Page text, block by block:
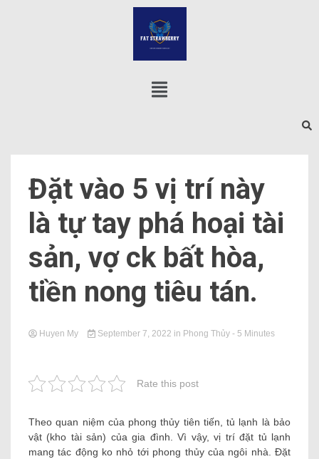
Đặt vào 5 vị trí này
là tự tay phá hoại tài
sản, vợ ck bất hòa,
tiền nong tiêu tán.
Huyen My September 7, 2022 in Phong Thủy - 5 Minutes
Rate this post
Theo quan niệm của phong thủy tiên tiến, tủ lạnh là bảo
vật (kho tài sản) của gia đình. Vì vậy, vị trí đặt tủ lạnh
mang tác động ko nhỏ tới phong thủy của ngôi nhà. Đặt